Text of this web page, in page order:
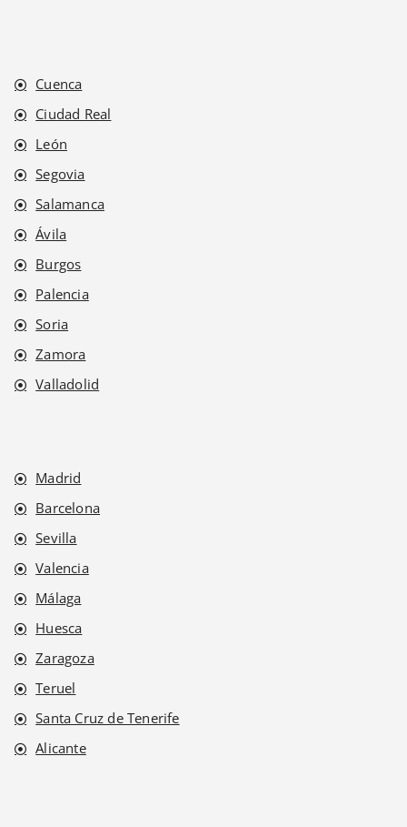
Cuenca
Ciudad Real
León
Segovia
Salamanca
Ávila
Burgos
Palencia
Soria
Zamora
Valladolid
Madrid
Barcelona
Sevilla
Valencia
Málaga
Huesca
Zaragoza
Teruel
Santa Cruz de Tenerife
Alicante